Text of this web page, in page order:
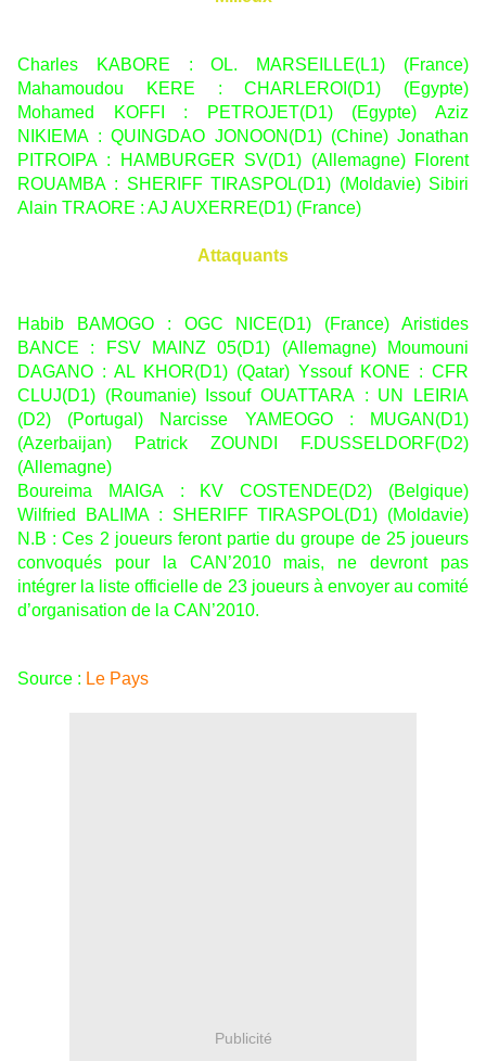
Charles KABORE : OL. MARSEILLE(L1) (France)
Mahamoudou KERE : CHARLEROI(D1) (Egypte)
Mohamed KOFFI : PETROJET(D1) (Egypte) Aziz
NIKIEMA : QUINGDAO JONOON(D1) (Chine) Jonathan
PITROIPA : HAMBURGER SV(D1) (Allemagne) Florent
ROUAMBA : SHERIFF TIRASPOL(D1) (Moldavie) Sibiri
Alain TRAORE : AJ AUXERRE(D1) (France)
Attaquants
Habib BAMOGO : OGC NICE(D1) (France) Aristides
BANCE : FSV MAINZ 05(D1) (Allemagne) Moumouni
DAGANO : AL KHOR(D1) (Qatar) Yssouf KONE : CFR
CLUJ(D1) (Roumanie) Issouf OUATTARA : UN LEIRIA
(D2) (Portugal) Narcisse YAMEOGO : MUGAN(D1)
(Azerbaijan) Patrick ZOUNDI F.DUSSELDORF(D2)
(Allemagne)
Boureima MAIGA : KV COSTENDE(D2) (Belgique)
Wilfried BALIMA : SHERIFF TIRASPOL(D1) (Moldavie)
N.B : Ces 2 joueurs feront partie du groupe de 25 joueurs
convoqués pour la CAN’2010 mais, ne devront pas
intégrer la liste officielle de 23 joueurs à envoyer au comité
d’organisation de la CAN’2010.
Source : Le Pays
Publicité